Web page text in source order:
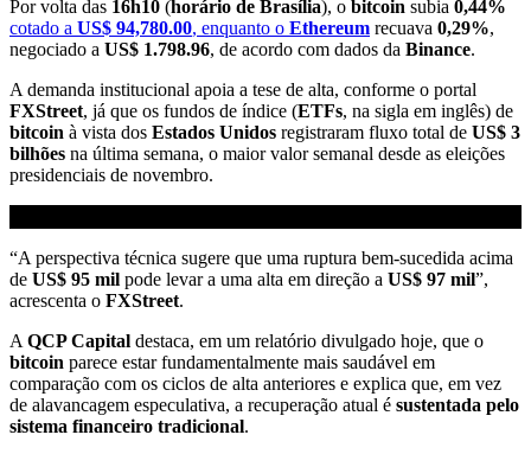
Por volta das 16h10 (horário de Brasília), o bitcoin subia 0,44%
cotado a US$ 94,780.00, enquanto o Ethereum recuava 0,29%,
negociado a US$ 1.798.96, de acordo com dados da Binance.
A demanda institucional apoia a tese de alta, conforme o portal
FXStreet, já que os fundos de índice (ETFs, na sigla em inglês) de
bitcoin à vista dos Estados Unidos registraram fluxo total de US$ 3
bilhões na última semana, o maior valor semanal desde as eleições
presidenciais de novembro.
“A perspectiva técnica sugere que uma ruptura bem-sucedida acima
de US$ 95 mil pode levar a uma alta em direção a US$ 97 mil”,
acrescenta o FXStreet.
A QCP Capital destaca, em um relatório divulgado hoje, que o
bitcoin parece estar fundamentalmente mais saudável em
comparação com os ciclos de alta anteriores e explica que, em vez
de alavancagem especulativa, a recuperação atual é sustentada pelo
sistema financeiro tradicional.